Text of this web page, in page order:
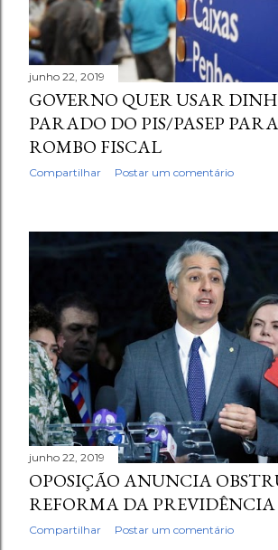
junho 22, 2019
GOVERNO QUER USAR
PARADO DO PIS/PASEP
ROMBO FISCAL
Compartilhar Postar um comentário
junho 22, 2019
OPOSIÇÃO ANUNCIA
REFORMA DA PREVIDÊNCIA
Compartilhar Postar um comentário